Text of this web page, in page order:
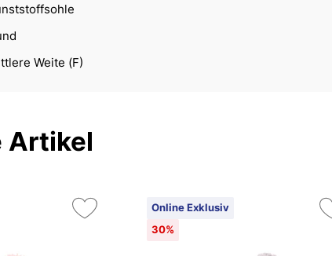
Weite (F)
Artikel
Online Exklusiv
30%